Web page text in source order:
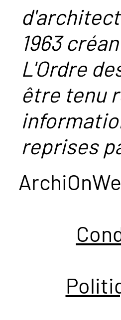
1963
L'Ordre
être tenu
reprises